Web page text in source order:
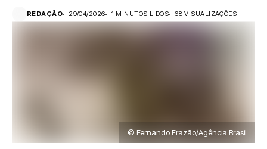
REDAÇÃO 29/04/2026 1 MINUTOS LIDOS 68 VISUALIZAÇÕES
© Fernando Frazão/Agência Brasil